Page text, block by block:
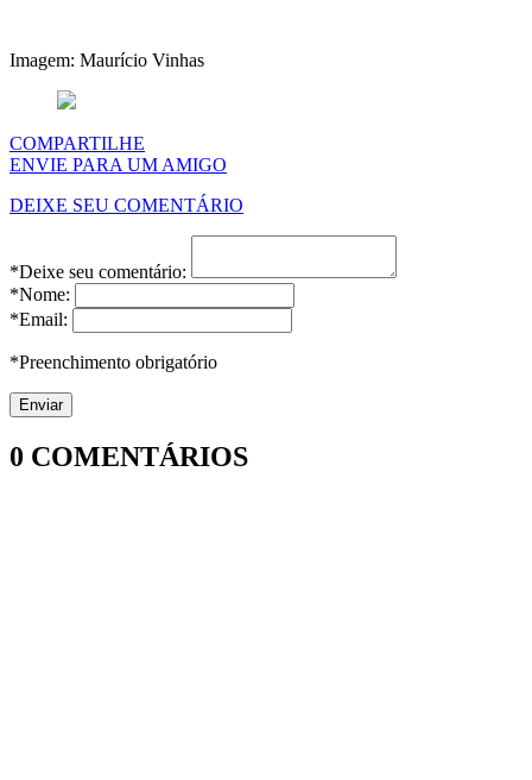
Imagem: Maurício Vinhas
COMPARTILHE
ENVIE PARA UM AMIGO
DEIXE SEU COMENTÁRIO
*Deixe seu comentário:
*Nome:
*Email:
*Preenchimento obrigatório
0 COMENTÁRIOS